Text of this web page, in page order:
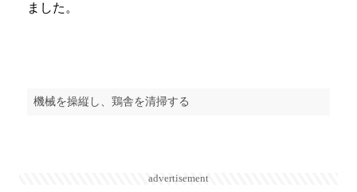
ました。
機械を操縦し、鶏舎を清掃する
advertisement